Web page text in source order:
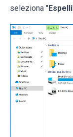
seleziona "Espelli